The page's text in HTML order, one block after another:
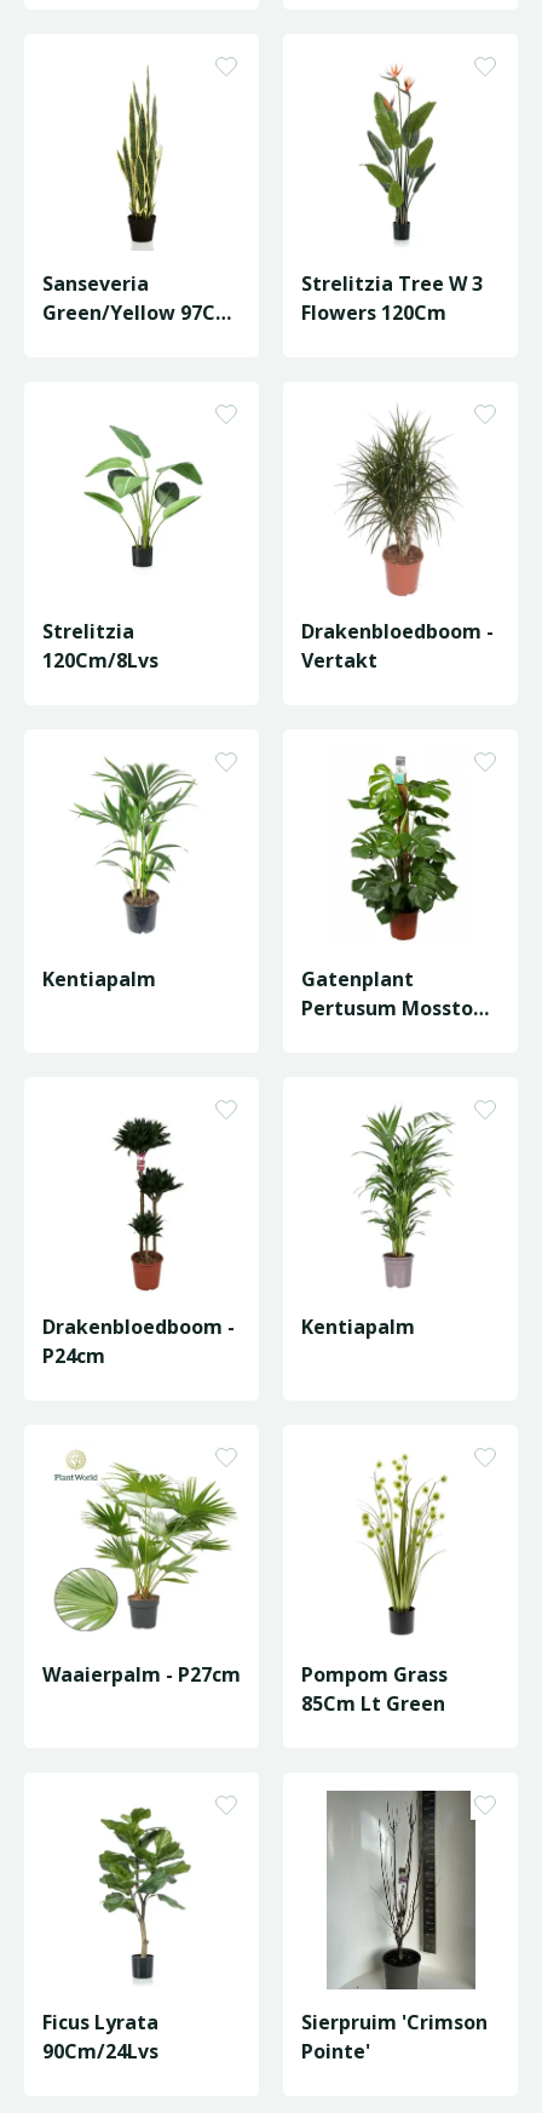
Sanseveria
Green/Yellow 97Cm
Strelitzia Tree W 3
Flowers 120Cm
Strelitzia
120Cm/8Lvs
Drakenbloedboom -
Vertakt
Kentiapalm
Gatenplant
Pertusum Mosstok -
Drakenbloedboom -
P24cm
Kentiapalm
Waaierpalm - P27cm
Pompom Grass
85Cm Lt Green
Ficus Lyrata
90Cm/24Lvs
Sierpruim 'Crimson
Pointe'